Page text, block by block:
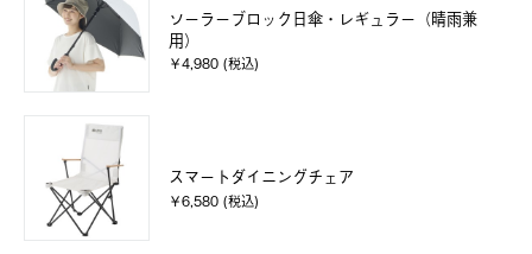
ソーラーブロック日傘・レギュラー（晴雨兼
用）
￥4,980 (税込)
スマートダイニングチェア
￥6,580 (税込)